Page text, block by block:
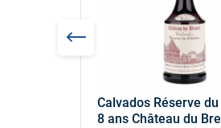
Calvados Réserve
8 ans Château du